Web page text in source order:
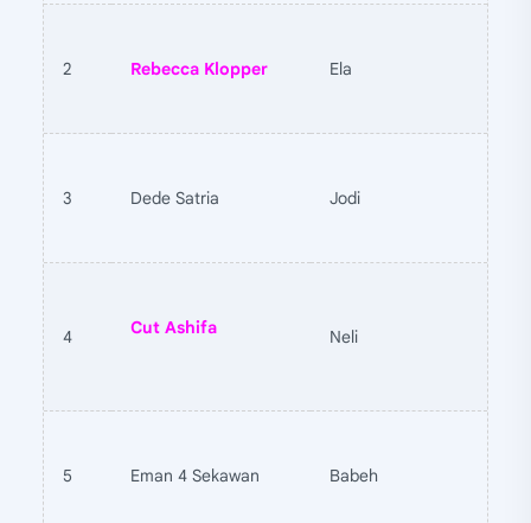
2 Rebecca Klopper Ela
3 Dede Satria Jodi
4 Cut Ashifa Neli
5 Eman 4 Sekawan Babeh